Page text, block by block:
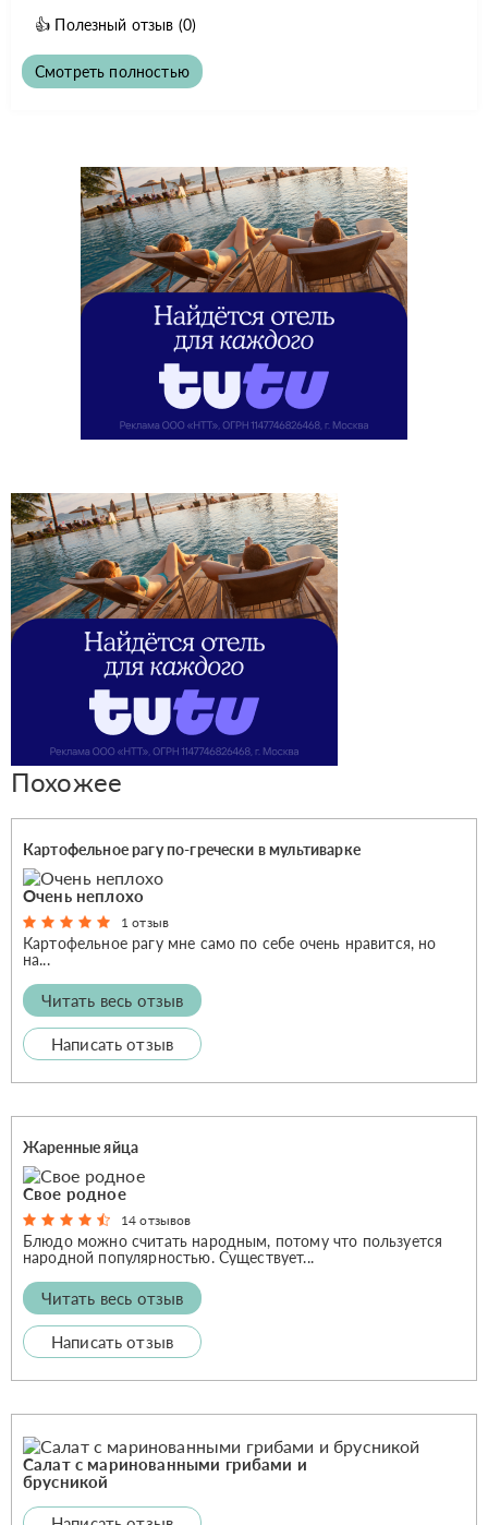
👍 Полезный отзыв (0)
Смотреть полностью
Похожее
Картофельное рагу по-гречески в мультиварке
Очень неплохо
1 отзыв
Картофельное рагу мне само по себе очень нравится, но
на...
Читать весь отзыв
Написать отзыв
Жаренные яйца
Свое родное
14 отзывов
Блюдо можно считать народным, потому что пользуется
народной популярностью. Существует...
Читать весь отзыв
Написать отзыв
Салат с маринованными грибами и
брусникой